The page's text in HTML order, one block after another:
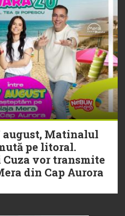
august, Matinalul
pe litoral.
Cuza vor transmite
din Cap Aurora